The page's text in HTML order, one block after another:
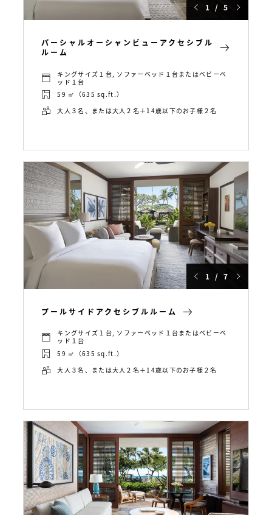
1 / 5
パーシャルオーシャンビューアクセシブル
ルーム
キングサイズ１台, ソファーベッド１台またはベビーベ
ッド１台
59 ㎡（635 sq.ft.）
大人３名、または大人２名＋14歳以下のお子様２名
1 / 7
プールサイドアクセシブルルーム
キングサイズ１台, ソファーベッド１台またはベビーベ
ッド１台
59 ㎡（635 sq.ft.）
大人３名、または大人２名＋14歳以下のお子様２名